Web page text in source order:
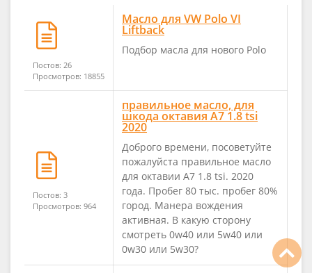
Постов: 26
Просмотров: 18855
Масло для VW Polo VI
Liftback
Подбор масла для нового Polo
Постов: 3
Просмотров: 964
правильное масло, для
шкода октавия А7 1.8 tsi
2020
Доброго времени, посоветуйте
пожалуйста правильное масло
для октавии А7 1.8 tsi. 2020
года. Пробег 80 тыс. пробег 80%
город. Манера вождения
активная. В какую сторону
смотреть 0w40 или 5w40 или
0w30 или 5w30?